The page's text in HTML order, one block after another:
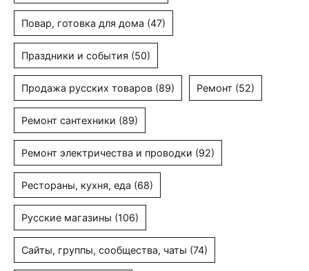
Повар, готовка для дома (47)
Праздники и события (50)
Продажа русских товаров (89) Ремонт (52)
Ремонт сантехники (89)
Ремонт электричества и проводки (92)
Рестораны, кухня, еда (68)
Русские магазины (106)
Сайты, группы, сообщества, чаты (74)